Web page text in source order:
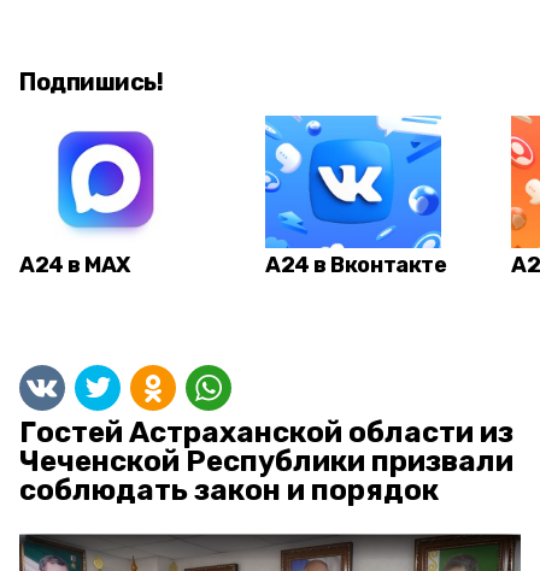
Подпишись!
А24 в MAX А24 в Вконтакте
Гостей Астраханской области из
Чеченской Республики призвали
соблюдать закон и порядок